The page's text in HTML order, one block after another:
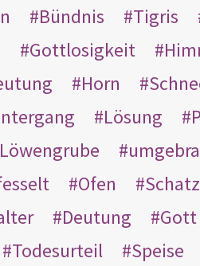
Bündnis Tigris
Gottlosigkeit
Horn
Lösung
Löwengrube
Ofen
Deutung Gott
Todesurteil Speise